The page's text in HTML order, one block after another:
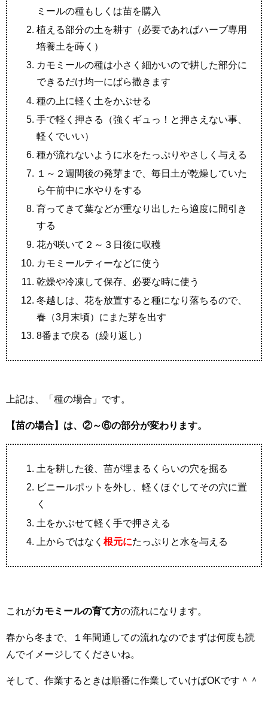
ミールの種もしくは苗を購入
植える部分の土を耕す（必要であればハーブ専用
培養土を蒔く）
カモミールの種は小さく細かいので耕した部分に
できるだけ均一にばら撒きます
種の上に軽く土をかぶせる
手で軽く押さる（強くギュっ！と押さえない事、
軽くでいい）
種が流れないように水をたっぷりやさしく与える
１～２週間後の発芽まで、毎日土が乾燥していた
ら午前中に水やりをする
育ってきて葉などが重なり出したら適度に間引き
する
花が咲いて２～３日後に収穫
カモミールティーなどに使う
乾燥や冷凍して保存、必要な時に使う
冬越しは、花を放置すると種になり落ちるので、
春（3月末頃）にまた芽を出す
8番まで戻る（繰り返し）
上記は、「種の場合」です。
【苗の場合】は、②～⑥の部分が変わります。
土を耕した後、苗が埋まるくらいの穴を掘る
ビニールポットを外し、軽くほぐしてその穴に置
く
土をかぶせて軽く手で押さえる
上からではなく根元にたっぷりと水を与える
これがカモミールの育て方の流れになります。
春から冬まで、１年間通しての流れなのでまずは何度も読
んでイメージしてくださいね。
そして、作業するときは順番に作業していけばOKです＾＾